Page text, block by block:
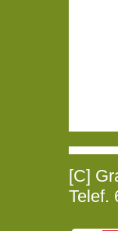
[C]
Telef.